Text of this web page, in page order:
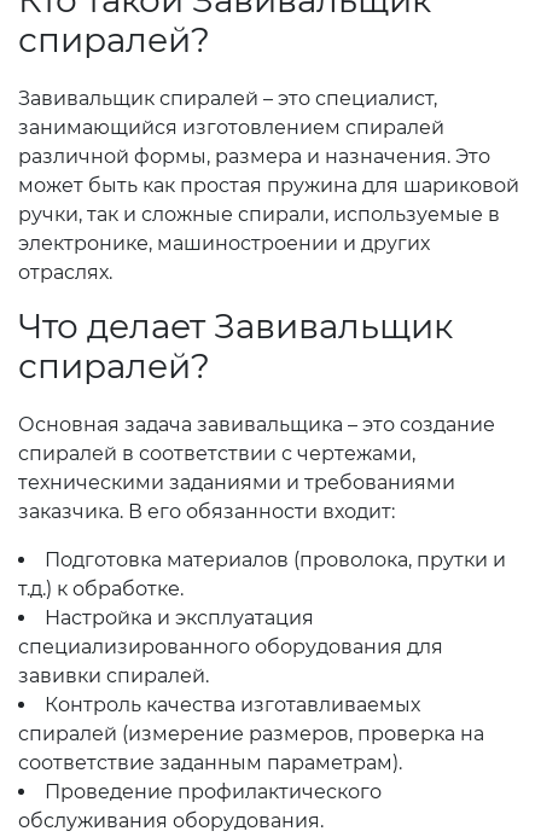
спиралей?
Завивальщик спиралей – это специалист,
занимающийся изготовлением спиралей
различной формы, размера и назначения. Это
может быть как простая пружина для шариковой
ручки, так и сложные спирали, используемые в
электронике, машиностроении и других
отраслях.
Что делает Завивальщик
спиралей?
Основная задача завивальщика – это создание
спиралей в соответствии с чертежами,
техническими заданиями и требованиями
заказчика. В его обязанности входит:
Подготовка материалов (проволока, прутки и
т.д.) к обработке.
Настройка и эксплуатация
специализированного оборудования для
завивки спиралей.
Контроль качества изготавливаемых
спиралей (измерение размеров, проверка на
соответствие заданным параметрам).
Проведение профилактического
обслуживания оборудования.